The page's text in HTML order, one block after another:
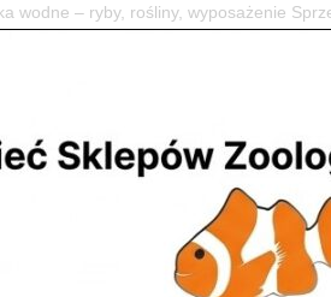
– ryby, rośliny, wyposażenie